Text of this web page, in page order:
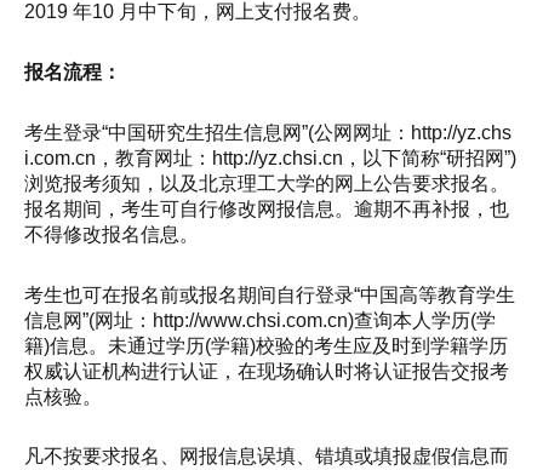
2019 年10 月中下旬，网上支付报名费。
报名流程：
考生登录“中国研究生招生信息网”(公网网址：http://yz.chs
i.com.cn，教育网址：http://yz.chsi.cn，以下简称“研招网”)
浏览报考须知，以及北京理工大学的网上公告要求报名。
报名期间，考生可自行修改网报信息。逾期不再补报，也
不得修改报名信息。
考生也可在报名前或报名期间自行登录“中国高等教育学生
信息网”(网址：http://www.chsi.com.cn)查询本人学历(学
籍)信息。未通过学历(学籍)校验的考生应及时到学籍学历
权威认证机构进行认证，在现场确认时将认证报告交报考
点核验。
凡不按要求报名、网报信息误填、错填或填报虚假信息而